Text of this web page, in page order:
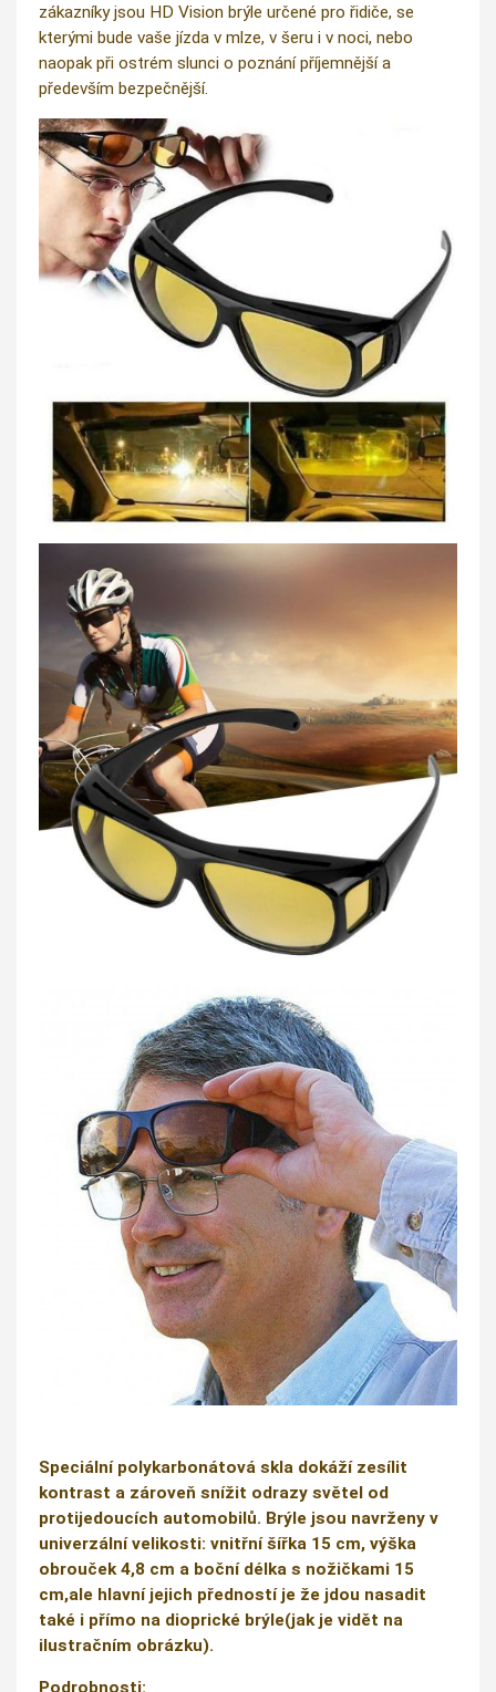
zákazníky jsou HD Vision brýle určené pro řidiče, se
kterými bude vaše jízda v mlze, v šeru i v noci, nebo
naopak při ostrém slunci o poznání příjemnější a
především bezpečnější.
Speciální polykarbonátová skla dokáží zesílit
kontrast a zároveň snížit odrazy světel od
protijedoucích automobilů. Brýle jsou navrženy v
univerzální velikosti: vnitřní šířka 15 cm, výška
obrouček 4,8 cm a boční délka s nožičkami 15
cm,ale hlavní jejich předností je že jdou nasadit
také i přímo na dioprické brýle(jak je vidět na
ilustračním obrázku).
Podrobnosti: